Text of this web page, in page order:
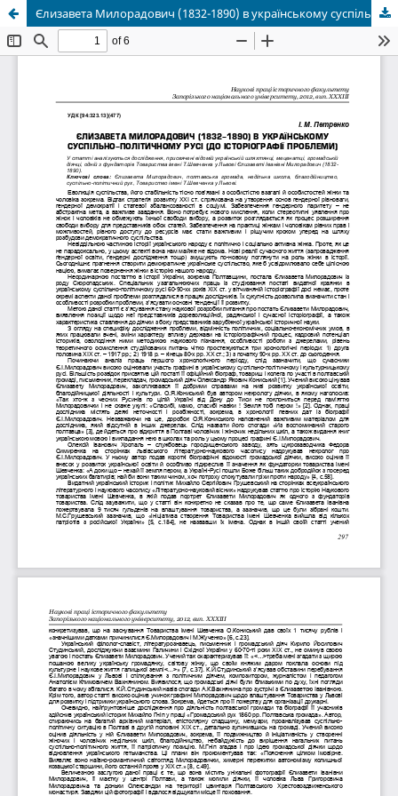
Єлизавета Милорадович (1832-1890) в українському суспільно-політичному русі (до історіографії проблеми)